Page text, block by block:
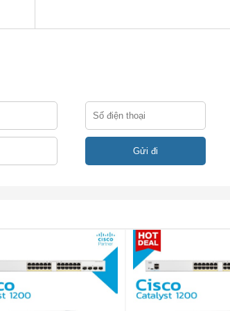
hợp để hỗ trợ các điều kiện của hệ thống
hỗ trợ độ trễ từ cổng đến cổng khoảng 1
được đóng gói (ERSPAN):
truy cập mạnh mẽ. Khả năng SPAN và
được sử dụng cho lưu lượng SPAN và
lưu lượng SPAN và ERSPAN để bất kỳ băng
quản lý bộ đệm linh hoạt cho phép điều
tắc nghẽn.
2 và 3 tốc độ dòng cho tất cả các kích thước
hóa qua vải và tại điểm đầu ra. Hỗ trợ được
Quản lý Nhóm Internet (IGMP) trong phần